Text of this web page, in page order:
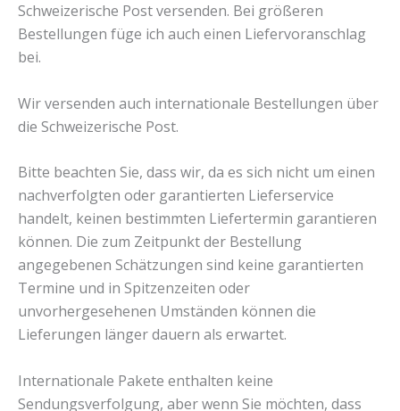
Schweizerische Post versenden. Bei größeren
Bestellungen füge ich auch einen Liefervoranschlag
bei.
Wir versenden auch internationale Bestellungen über
die Schweizerische Post.
Bitte beachten Sie, dass wir, da es sich nicht um einen
nachverfolgten oder garantierten Lieferservice
handelt, keinen bestimmten Liefertermin garantieren
können. Die zum Zeitpunkt der Bestellung
angegebenen Schätzungen sind keine garantierten
Termine und in Spitzenzeiten oder
unvorhergesehenen Umständen können die
Lieferungen länger dauern als erwartet.
Internationale Pakete enthalten keine
Sendungsverfolgung, aber wenn Sie möchten, dass